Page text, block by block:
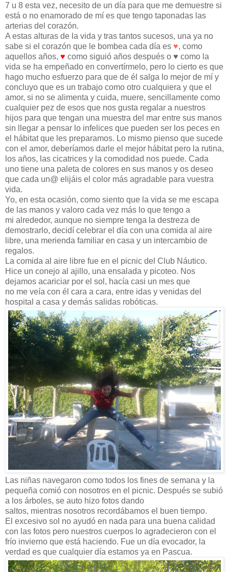
7 u 8 esta vez, necesito de un día para que me demuestre si
está o no enamorado de mí es que tengo taponadas las
arterias del corazón.
A estas alturas de la vida y tras tantos sucesos, una ya no
sabe si el corazón que le bombea cada día es ♥, como
aquellos años, ♥ como siguió años después o ♥ como la
vida se ha empeñado en convertírmelo, pero lo cierto es que
hago mucho esfuerzo para que de él salga lo mejor de mí y
concluyo que es un trabajo como otro cualquiera y que el
amor, si no se alimenta y cuida, muere, sencillamente como
cualquier pez de esos que nos gusta regalar a nuestros
hijos para que tengan una muestra del mar entre sus manos
sin llegar a pensar lo infelices que pueden ser los peces en
el hábitat que les preparamos. Lo mismo pienso que sucede
con el amor, deberíamos darle el mejor hábitat pero la rutina,
los años, las cicatrices y la comodidad nos puede. Cada
uno tiene una paleta de colores en sus manos y os deseo
que cada un@ elijáis el color más agradable para vuestra
vida.
Yo, en esta ocasión, como siento que la vida se me escapa
de las manos y valoro cada vez más lo que tengo a
mi alrededor, aunque no siempre tenga la destreza de
demostrarlo, decidí celebrar el día con una comida al aire
libre, una merienda familiar en casa y un intercambio de
regalos.
La comida al aire libre fue en el picnic del Club Náutico.
Hice un conejo al ajillo, una ensalada y picoteo. Nos
dejamos acariciar por el sol, hacía casi un mes que
no me veía con él cara a cara, entre idas y venidas del
hospital a casa y demás salidas robóticas.
Las niñas navegaron como todos los fines de semana y la
pequeña comió con nosotros en el picnic. Después se subió
a los árboles, se auto hizo fotos dando
saltos, mientras nosotros recordábamos el buen tiempo.
El excesivo sol no ayudó en nada para una buena calidad
con las fotos pero nuestros cuerpos lo agradecieron con el
frío invierno que está haciendo. Fue un día evocador, la
verdad es que cualquier día estamos ya en Pascua.